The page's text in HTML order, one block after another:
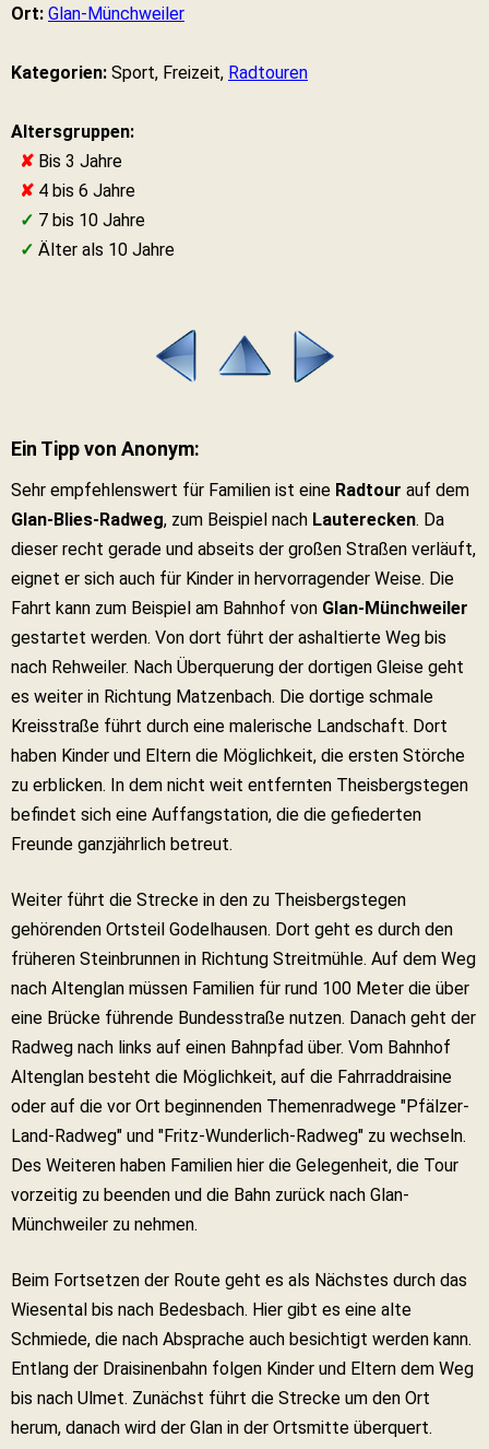
Ort: Glan-Münchweiler
Kategorien: Sport, Freizeit, Radtouren
Altersgruppen:
✘ Bis 3 Jahre
✘ 4 bis 6 Jahre
✓ 7 bis 10 Jahre
✓ Älter als 10 Jahre
Ein Tipp von Anonym:
Sehr empfehlenswert für Familien ist eine Radtour auf dem
Glan-Blies-Radweg, zum Beispiel nach Lauterecken. Da
dieser recht gerade und abseits der großen Straßen verläuft,
eignet er sich auch für Kinder in hervorragender Weise. Die
Fahrt kann zum Beispiel am Bahnhof von Glan-Münchweiler
gestartet werden. Von dort führt der ashaltierte Weg bis
nach Rehweiler. Nach Überquerung der dortigen Gleise geht
es weiter in Richtung Matzenbach. Die dortige schmale
Kreisstraße führt durch eine malerische Landschaft. Dort
haben Kinder und Eltern die Möglichkeit, die ersten Störche
zu erblicken. In dem nicht weit entfernten Theisbergstegen
befindet sich eine Auffangstation, die die gefiederten
Freunde ganzjährlich betreut.
Weiter führt die Strecke in den zu Theisbergstegen
gehörenden Ortsteil Godelhausen. Dort geht es durch den
früheren Steinbrunnen in Richtung Streitmühle. Auf dem Weg
nach Altenglan müssen Familien für rund 100 Meter die über
eine Brücke führende Bundesstraße nutzen. Danach geht der
Radweg nach links auf einen Bahnpfad über. Vom Bahnhof
Altenglan besteht die Möglichkeit, auf die Fahrraddraisine
oder auf die vor Ort beginnenden Themenradwege "Pfälzer-
Land-Radweg" und "Fritz-Wunderlich-Radweg" zu wechseln.
Des Weiteren haben Familien hier die Gelegenheit, die Tour
vorzeitig zu beenden und die Bahn zurück nach Glan-
Münchweiler zu nehmen.
Beim Fortsetzen der Route geht es als Nächstes durch das
Wiesental bis nach Bedesbach. Hier gibt es eine alte
Schmiede, die nach Absprache auch besichtigt werden kann.
Entlang der Draisinenbahn folgen Kinder und Eltern dem Weg
bis nach Ulmet. Zunächst führt die Strecke um den Ort
herum, danach wird der Glan in der Ortsmitte überquert.